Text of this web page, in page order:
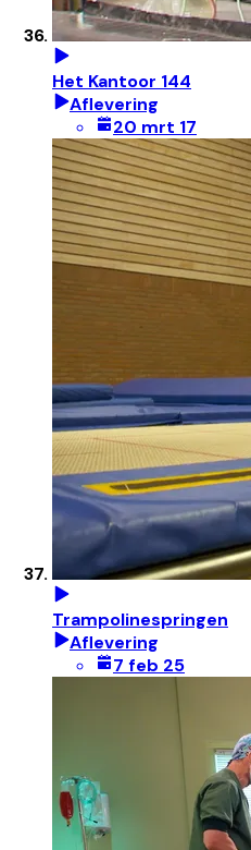
Het Kantoor 144
Aflevering
20 mrt 17
Trampolinespringen
Aflevering
7 feb 25